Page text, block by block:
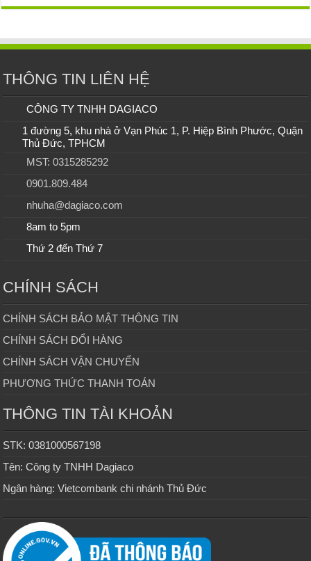
THÔNG TIN LIÊN HỆ
CÔNG TY TNHH DAGIACO
1 đường 5, khu nhà ở Vạn Phúc 1, P. Hiệp Bình Phước, Quận
Thủ Đức, TPHCM
MST: 0315285292
0901.809.484
nhuha@dagiaco.com
8am to 5pm
Thứ 2 đến Thứ 7
CHÍNH SÁCH
CHÍNH SÁCH BẢO MẬT THÔNG TIN
CHÍNH SÁCH ĐỔI HÀNG
CHÍNH SÁCH VẬN CHUYỂN
PHƯƠNG THỨC THANH TOÁN
THÔNG TIN TÀI KHOẢN
STK: 0381000567198
Tên: Công ty TNHH Dagiaco
Ngân hàng: Vietcombank chi nhánh Thủ Đức